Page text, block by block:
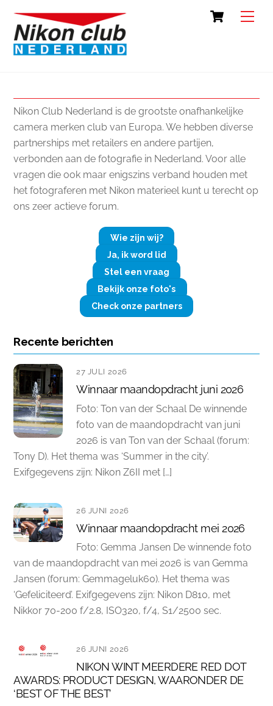
content
Cart
Nikon Club Nederland is de grootste onafhankelijke
camera merken club van Europa. We hebben diverse
partnerships met retailers en andere partijen,
verbonden aan de fotografie in Nederland. Voor alle
vragen die ook maar enigszins verband houden met
het fotograferen met Nikon materieel kunt u terecht op
ons zeer actieve forum.
Wie zijn wij?
Ja, ik word lid
Stel een vraag
Bekijk onze foto's
Check onze partners
Recente berichten
27 JULI 2026
Winnaar maandopdracht juni 2026
Foto: Ton van der Schaal De winnende
foto van de maandopdracht van juni
2026 is van Ton van der Schaal (forum:
Tony D). Het thema was ‘Summer in the city’.
Exifgegevens zijn: Nikon Z6II met […]
26 JUNI 2026
Winnaar maandopdracht mei 2026
Foto: Gemma Jansen De winnende foto
van de maandopdracht van mei 2026 is van Gemma
Jansen (forum: Gemmageluk60). Het thema was
‘Gefeliciteerd’. Exifgegevens zijn: Nikon D810, met
Nikkor 70-200 f/2.8, ISO320, f/4, S1/2500 sec.
26 JUNI 2026
NIKON WINT MEERDERE RED DOT
AWARDS: PRODUCT DESIGN, WAARONDER DE
‘BEST OF THE BEST’